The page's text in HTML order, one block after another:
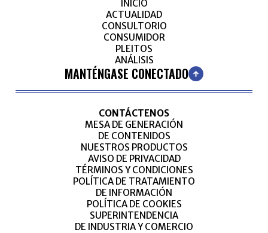
INICIO
ACTUALIDAD
CONSULTORIO
CONSUMIDOR
PLEITOS
ANÁLISIS
MANTÉNGASE CONECTADO
CONTÁCTENOS
MESA DE GENERACIÓN
DE CONTENIDOS
NUESTROS PRODUCTOS
AVISO DE PRIVACIDAD
TÉRMINOS Y CONDICIONES
POLÍTICA DE TRATAMIENTO
DE INFORMACIÓN
POLÍTICA DE COOKIES
SUPERINTENDENCIA
DE INDUSTRIA Y COMERCIO